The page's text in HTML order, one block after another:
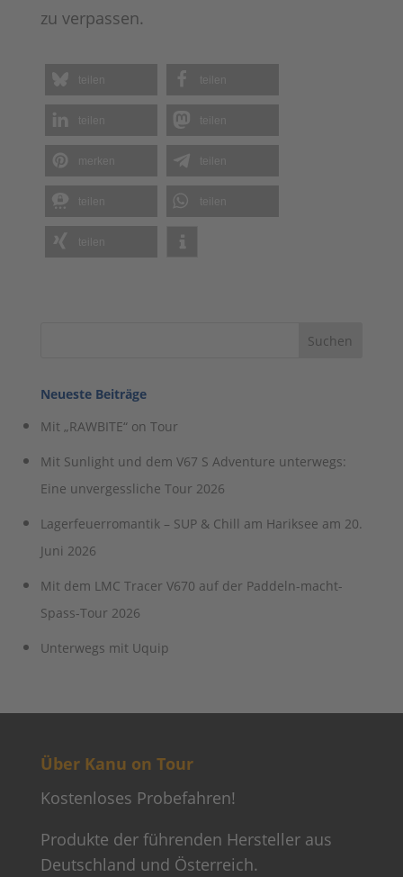
zu verpassen.
Neueste Beiträge
Mit „RAWBITE“ on Tour
Mit Sunlight und dem V67 S Adventure unterwegs:
Eine unvergessliche Tour 2026
Lagerfeuerromantik – SUP & Chill am Hariksee am 20.
Juni 2026
Mit dem LMC Tracer V670 auf der Paddeln-macht-
Spass-Tour 2026
Unterwegs mit Uquip
Über Kanu on Tour
Kostenloses Probefahren!
Produkte der führenden Hersteller aus
Deutschland und Österreich.